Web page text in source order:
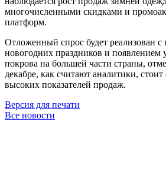
многочисленными скидками и
платформ.
Отложенный спрос будет реализован
новогодних праздников и появлением
покрова на большей части страны,
декабре, как считают аналитики,
высоких показателей продаж.
Версия для печати
Все новости